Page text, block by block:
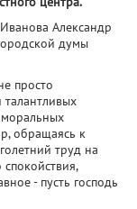
Александр
думы
просто
обращаясь к
труд на
- пусть господь